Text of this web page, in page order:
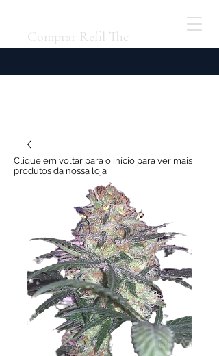
Comprar Refil Thc
Clique em voltar para o início para ver mais
produtos da nossa loja